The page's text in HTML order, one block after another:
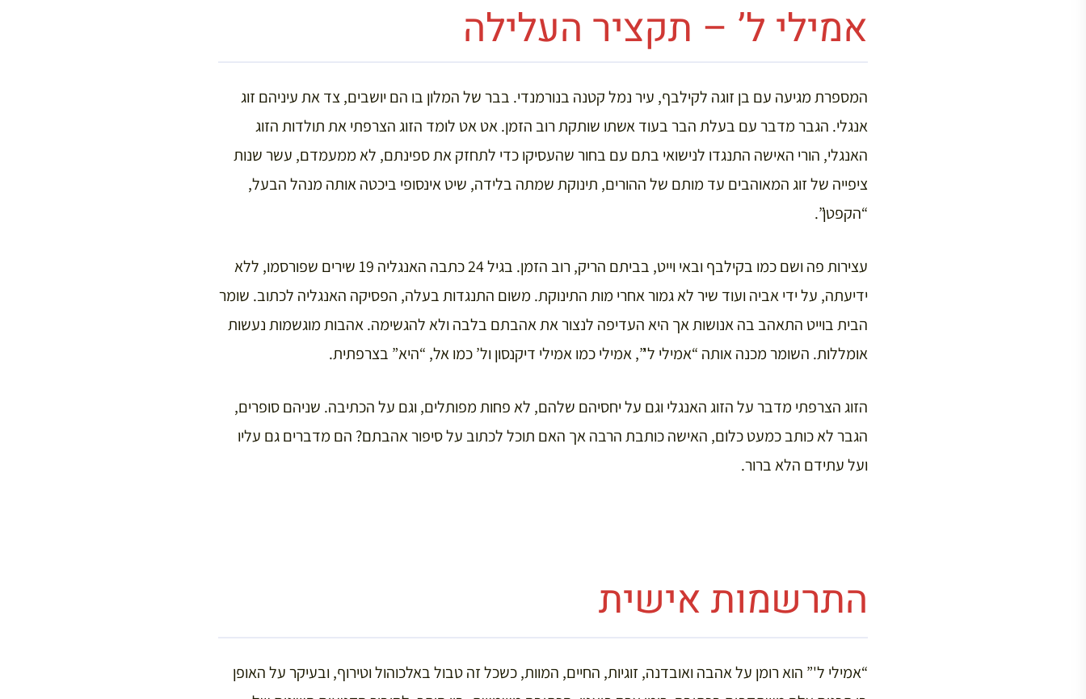
אמילי ל’ – תקציר העלילה
המספרת מגיעה עם בן זוגה לקילבף, עיר נמל קטנה בנורמנדי. בבר של המלון בו הם יושבים, צד את עיניהם זוג
אנגלי. הגבר מדבר עם בעלת הבר בעוד אשתו שותקת רוב הזמן. אט אט לומד הזוג הצרפתי את תולדות הזוג
האנגלי, הורי האישה התנגדו לנישואי בתם עם בחור שהעסיקו כדי לתחזק את ספינתם, לא ממעמדם, עשר שנות
ציפייה של זוג המאוהבים עד מותם של ההורים, תינוקת שמתה בלידה, שיט אינסופי ביכטה אותה מנהל הבעל,
“הקפטן”.
עצירות פה ושם כמו בקילבף ובאי וייט, בביתם הריק, רוב הזמן. בגיל 24 כתבה האנגליה 19 שירים שפורסמו, ללא
ידיעתה, על ידי אביה ועוד שיר לא גמור אחרי מות התינוקת. משום התנגדות בעלה, הפסיקה האנגליה לכתוב. שומר
הבית בוייט התאהב בה אנושות אך היא העדיפה לנצור את אהבתם בלבה ולא להגשימה. אהבות מוגשמות נעשות
אומללות. השומר מכנה אותה “אמילי ל'”, אמילי כמו אמילי דיקנסון ול’ כמו אל, “היא” בצרפתית.
הזוג הצרפתי מדבר על הזוג האנגלי וגם על יחסיהם שלהם, לא פחות מפותלים, וגם על הכתיבה. שניהם סופרים,
הגבר לא כותב כמעט כלום, האישה כותבת הרבה אך האם תוכל לכתוב על סיפור אהבתם? הם מדברים גם עליו
ועל עתידם הלא ברור.
התרשמות אישית
“אמילי ל'” הוא רומן על אהבה ואובדנה, זוגיות, החיים, המוות, כשכל זה טבול באלכוהול וטירוף, ובעיקר על האופן